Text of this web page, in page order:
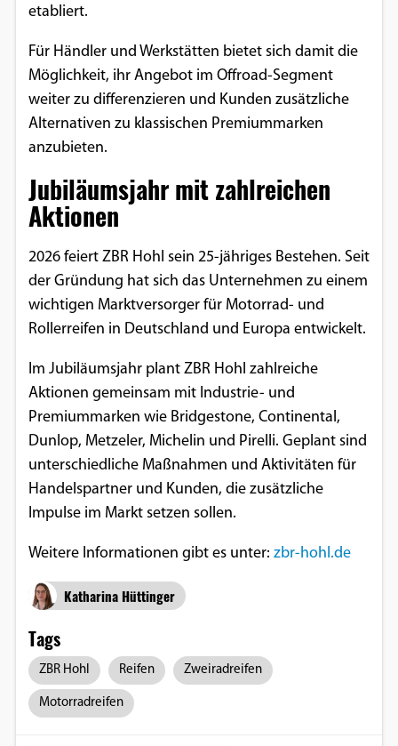
etabliert.
Für Händler und Werkstätten bietet sich damit die
Möglichkeit, ihr Angebot im Offroad-Segment
weiter zu differenzieren und Kunden zusätzliche
Alternativen zu klassischen Premiummarken
anzubieten.
Jubiläumsjahr mit zahlreichen
Aktionen
2026 feiert ZBR Hohl sein 25-jähriges Bestehen. Seit
der Gründung hat sich das Unternehmen zu einem
wichtigen Marktversorger für Motorrad- und
Rollerreifen in Deutschland und Europa entwickelt.
Im Jubiläumsjahr plant ZBR Hohl zahlreiche
Aktionen gemeinsam mit Industrie- und
Premiummarken wie Bridgestone, Continental,
Dunlop, Metzeler, Michelin und Pirelli. Geplant sind
unterschiedliche Maßnahmen und Aktivitäten für
Handelspartner und Kunden, die zusätzliche
Impulse im Markt setzen sollen.
Weitere Informationen gibt es unter: zbr-hohl.de
Katharina Hüttinger
Tags
ZBR Hohl Reifen Zweiradreifen
Motorradreifen